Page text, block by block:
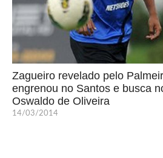
Zagueiro revelado pelo
engrenou no Santos e busca
Oswaldo de Oliveira
14/03/2014